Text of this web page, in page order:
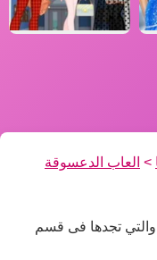
> العاب الدعسوقة
والتي تجدها فى قسم